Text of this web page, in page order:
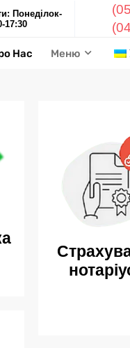
Понеділок-
17:30
Нас Меню